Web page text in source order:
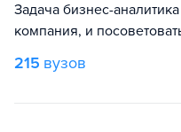
Задача бизнес-
компания, и
215 вузов